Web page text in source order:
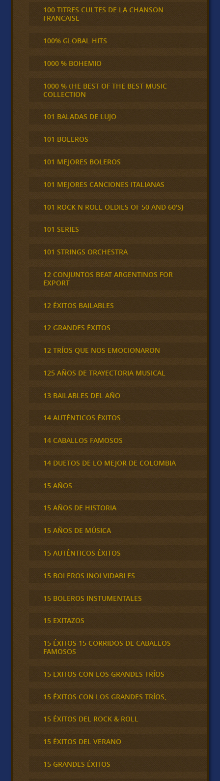
100 TITRES CULTES DE LA CHANSON
FRANCAISE
100% GLOBAL HITS
1000 % BOHEMIO
1000 % tHE BEST OF THE BEST MUSIC
COLLECTION
101 BALADAS DE LUJO
101 BOLEROS
101 MEJORES BOLEROS
101 MEJORES CANCIONES ITALIANAS
101 ROCK N ROLL OLDIES OF 50 AND 60'S}
101 SERIES
101 STRINGS ORCHESTRA
12 CONJUNTOS BEAT ARGENTINOS FOR
EXPORT
12 ÉXITOS BAILABLES
12 GRANDES ÉXITOS
12 TRÍOS QUE NOS EMOCIONARON
125 AÑOS DE TRAYECTORIA MUSICAL
13 BAILABLES DEL AÑO
14 AUTÉNTICOS ÉXITOS
14 CABALLOS FAMOSOS
14 DUETOS DE LO MEJOR DE COLOMBIA
15 AÑOS
15 AÑOS DE HISTORIA
15 AÑOS DE MÚSICA
15 AUTÉNTICOS ÉXITOS
15 BOLEROS INOLVIDABLES
15 BOLEROS INSTUMENTALES
15 EXITAZOS
15 ÉXITOS 15 CORRIDOS DE CABALLOS
FAMOSOS
15 EXITOS CON LOS GRANDES TRÍOS
15 ÉXITOS CON LOS GRANDES TRÍOS,
15 ÉXITOS DEL ROCK & ROLL
15 ÉXITOS DEL VERANO
15 GRANDES ÉXITOS